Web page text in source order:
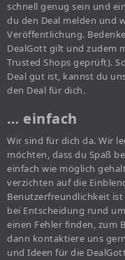
schnell genug sein und
du den Deal melden und
Veröffentlichung.
DealGott gilt und zudem
Trusted Shops geprüft).
Deal gut ist, kannst du
den Deal für dich.
… einfach
Wir sind für dich da. Wir
möchten, dass du Spaß
einfach wie möglich
verzichten auf die
Benutzerfreundlichkeit
bei Entscheidung rund
einen Fehler finden, zum
dann kontaktiere uns
und Ideen für die